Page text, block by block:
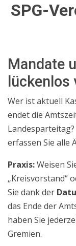
SPG-
Mandate
lückenlos
Wer ist aktuell
endet die
erfassen Sie alle
Praxis:Weisen
„Kreisvorstand“
Sie dank der
das Ende der
haben Sie
Gremien.